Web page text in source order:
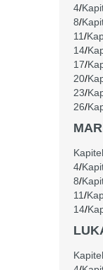
4/
8/
11/
14/
17/
20/
23/
26/
4/
8/
11/
14/